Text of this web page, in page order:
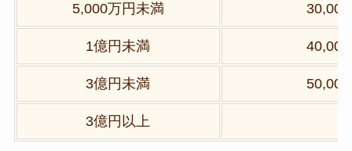
5,000万円未満
1億円未満
3億円未満
3億円以上